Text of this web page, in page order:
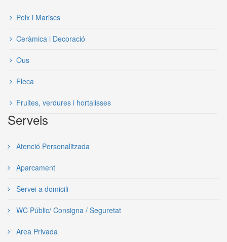
Peix i Mariscs
Ceràmica i Decoració
Ous
Fleca
Fruites, verdures i hortalisses
Serveis
Atenció Personalitzada
Aparcament
Servei a domicili
WC Públic/ Consigna / Seguretat
Area Privada